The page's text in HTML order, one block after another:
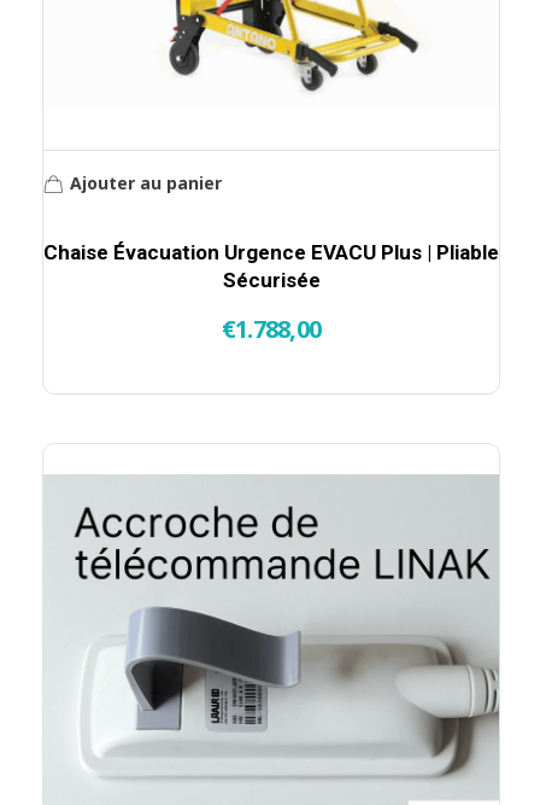
Chaise Évacuation Urgence EVACU Plus | Pliable
Sécurisée
€1.788,00
Ajouter au panier